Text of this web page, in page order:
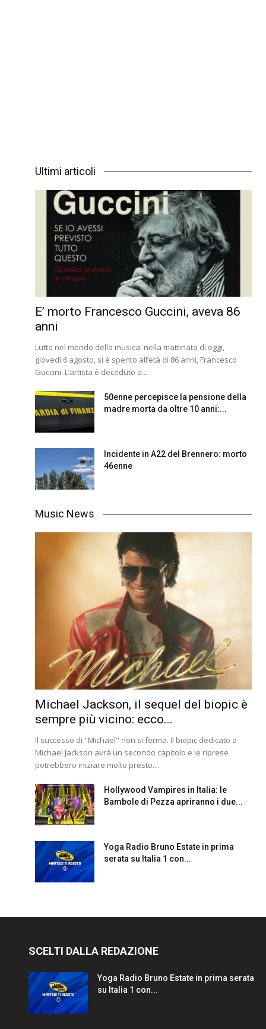
Ultimi articoli
E’ morto Francesco Guccini, aveva 86
anni
Lutto nel mondo della musica: nella mattinata di oggi,
giovedì 6 agosto, si è spento all’età di 86 anni, Francesco
Guccini. L’artista è deceduto a...
50enne percepisce la pensione della
madre morta da oltre 10 anni:...
Incidente in A22 del Brennero: morto
46enne
Music News
Michael Jackson, il sequel del biopic è
sempre più vicino: ecco...
Il successo di "Michael" non si ferma. Il biopic dedicato a
Michael Jackson avrà un secondo capitolo e le riprese
potrebbero iniziare molto presto....
Hollywood Vampires in Italia: le
Bambole di Pezza apriranno i due...
Yoga Radio Bruno Estate in prima
serata su Italia 1 con...
SCELTI DALLA REDAZIONE
Yoga Radio Bruno Estate in prima serata
su Italia 1 con...